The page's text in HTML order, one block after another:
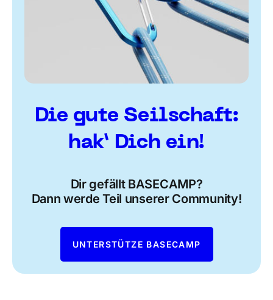
Die gute Seilschaft:
hak’ Dich ein!
Dir gefällt BASECAMP?
Dann werde Teil unserer Community!
UNTERSTÜTZE BASECAMP